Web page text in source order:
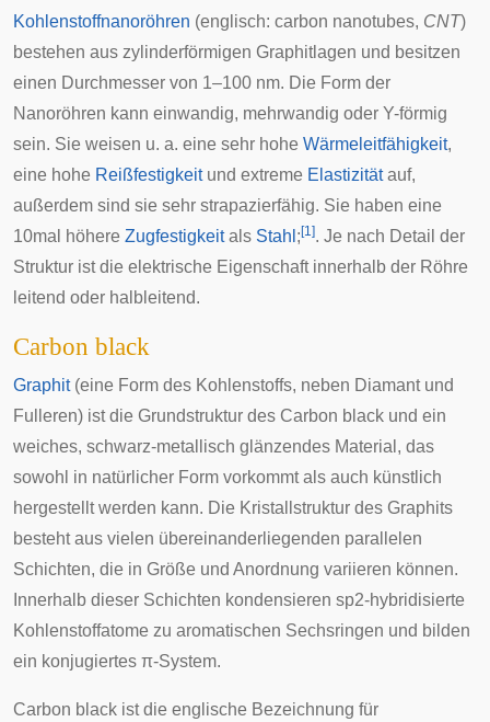
Kohlenstoffnanoröhren (englisch: carbon nanotubes, CNT)
bestehen aus zylinderförmigen Graphitlagen und besitzen
einen Durchmesser von 1–100 nm. Die Form der
Nanoröhren kann einwandig, mehrwandig oder Y-förmig
sein. Sie weisen u. a. eine sehr hohe Wärmeleitfähigkeit,
eine hohe Reißfestigkeitund extreme Elastizitätauf,
außerdem sind sie sehr strapazierfähig. Sie haben eine
10mal höhere Zugfestigkeitals Stahl ; [1]. Je nach Detail der
Struktur ist die elektrische Eigenschaft innerhalb der Röhre
leitend oder halbleitend.
Carbon black
Graphit(eine Form des Kohlenstoffs, neben Diamant und
Fulleren) ist die Grundstruktur des Carbon black und ein
weiches, schwarz-metallisch glänzendes Material, das
sowohl in natürlicher Form vorkommt als auch künstlich
hergestellt werden kann. Die Kristallstruktur des Graphits
besteht aus vielen übereinanderliegenden parallelen
Schichten, die in Größe und Anordnung variieren können.
Innerhalb dieser Schichten kondensieren sp2-hybridisierte
Kohlenstoffatome zu aromatischen Sechsringen und bilden
ein konjugiertes π-System.
Carbon black ist die englische Bezeichnung für